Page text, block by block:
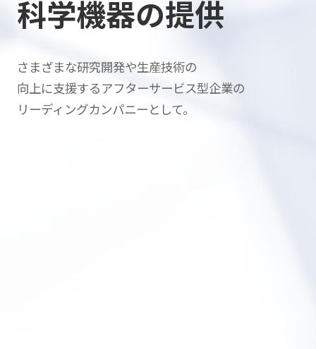
科学機器の提供
さまざまな研究開発や生産技術の
向上に支援するアフターサービス型企業の
リーディングカンパニーとして。